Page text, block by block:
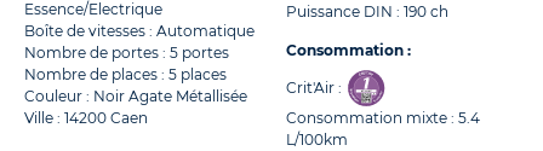
Essence/Electrique
Boîte de vitesses : Automatique
Nombre de portes : 5 portes
Nombre de places : 5 places
Couleur : Noir Agate Métallisée
Ville : 14200 Caen
Puissance DIN : 190 ch
Consommation :
Crit'Air :
Consommation mixte : 5.4
L/100km